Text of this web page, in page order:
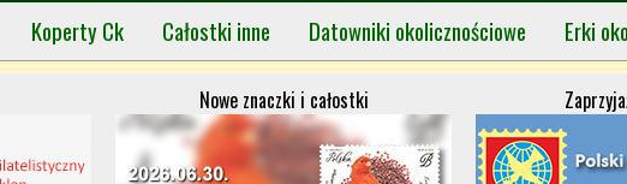
Koperty Ck Całostki inne Datowniki okolicznościowe Erki
Nowe znaczki i całostki